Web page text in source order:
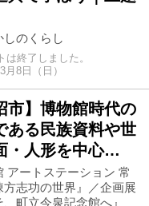
のくらし
終了しました。
月8日（日）
市】博物館時代の
ある民族資料や世
・人形を中心…
アートステーション 常
方志功の世界』／企画展
、町立今泉記念館へ』